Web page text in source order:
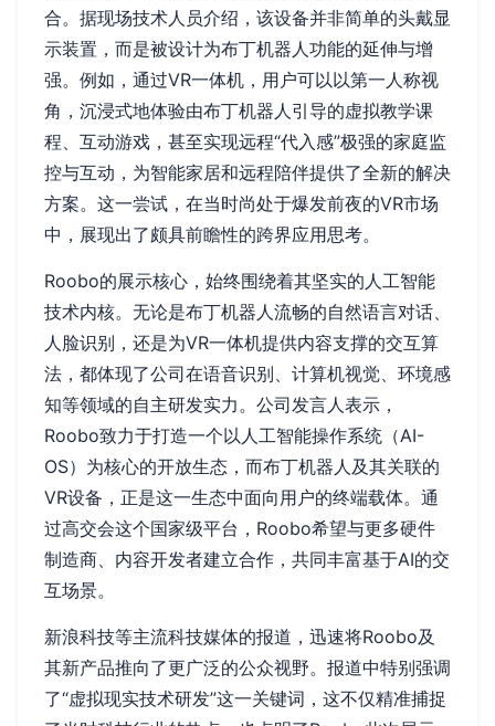
合。据现场技术人员介绍，该设备并非简单的头戴显
示装置，而是被设计为布丁机器人功能的延伸与增
强。例如，通过VR一体机，用户可以以第一人称视
角，沉浸式地体验由布丁机器人引导的虚拟教学课
程、互动游戏，甚至实现远程“代入感”极强的家庭监
控与互动，为智能家居和远程陪伴提供了全新的解决
方案。这一尝试，在当时尚处于爆发前夜的VR市场
中，展现出了颇具前瞻性的跨界应用思考。
Roobo的展示核心，始终围绕着其坚实的人工智能
技术内核。无论是布丁机器人流畅的自然语言对话、
人脸识别，还是为VR一体机提供内容支撑的交互算
法，都体现了公司在语音识别、计算机视觉、环境感
知等领域的自主研发实力。公司发言人表示，
Roobo致力于打造一个以人工智能操作系统（AI-
OS）为核心的开放生态，而布丁机器人及其关联的
VR设备，正是这一生态中面向用户的终端载体。通
过高交会这个国家级平台，Roobo希望与更多硬件
制造商、内容开发者建立合作，共同丰富基于AI的交
互场景。
新浪科技等主流科技媒体的报道，迅速将Roobo及
其新产品推向了更广泛的公众视野。报道中特别强调
了“虚拟现实技术研发”这一关键词，这不仅精准捕捉